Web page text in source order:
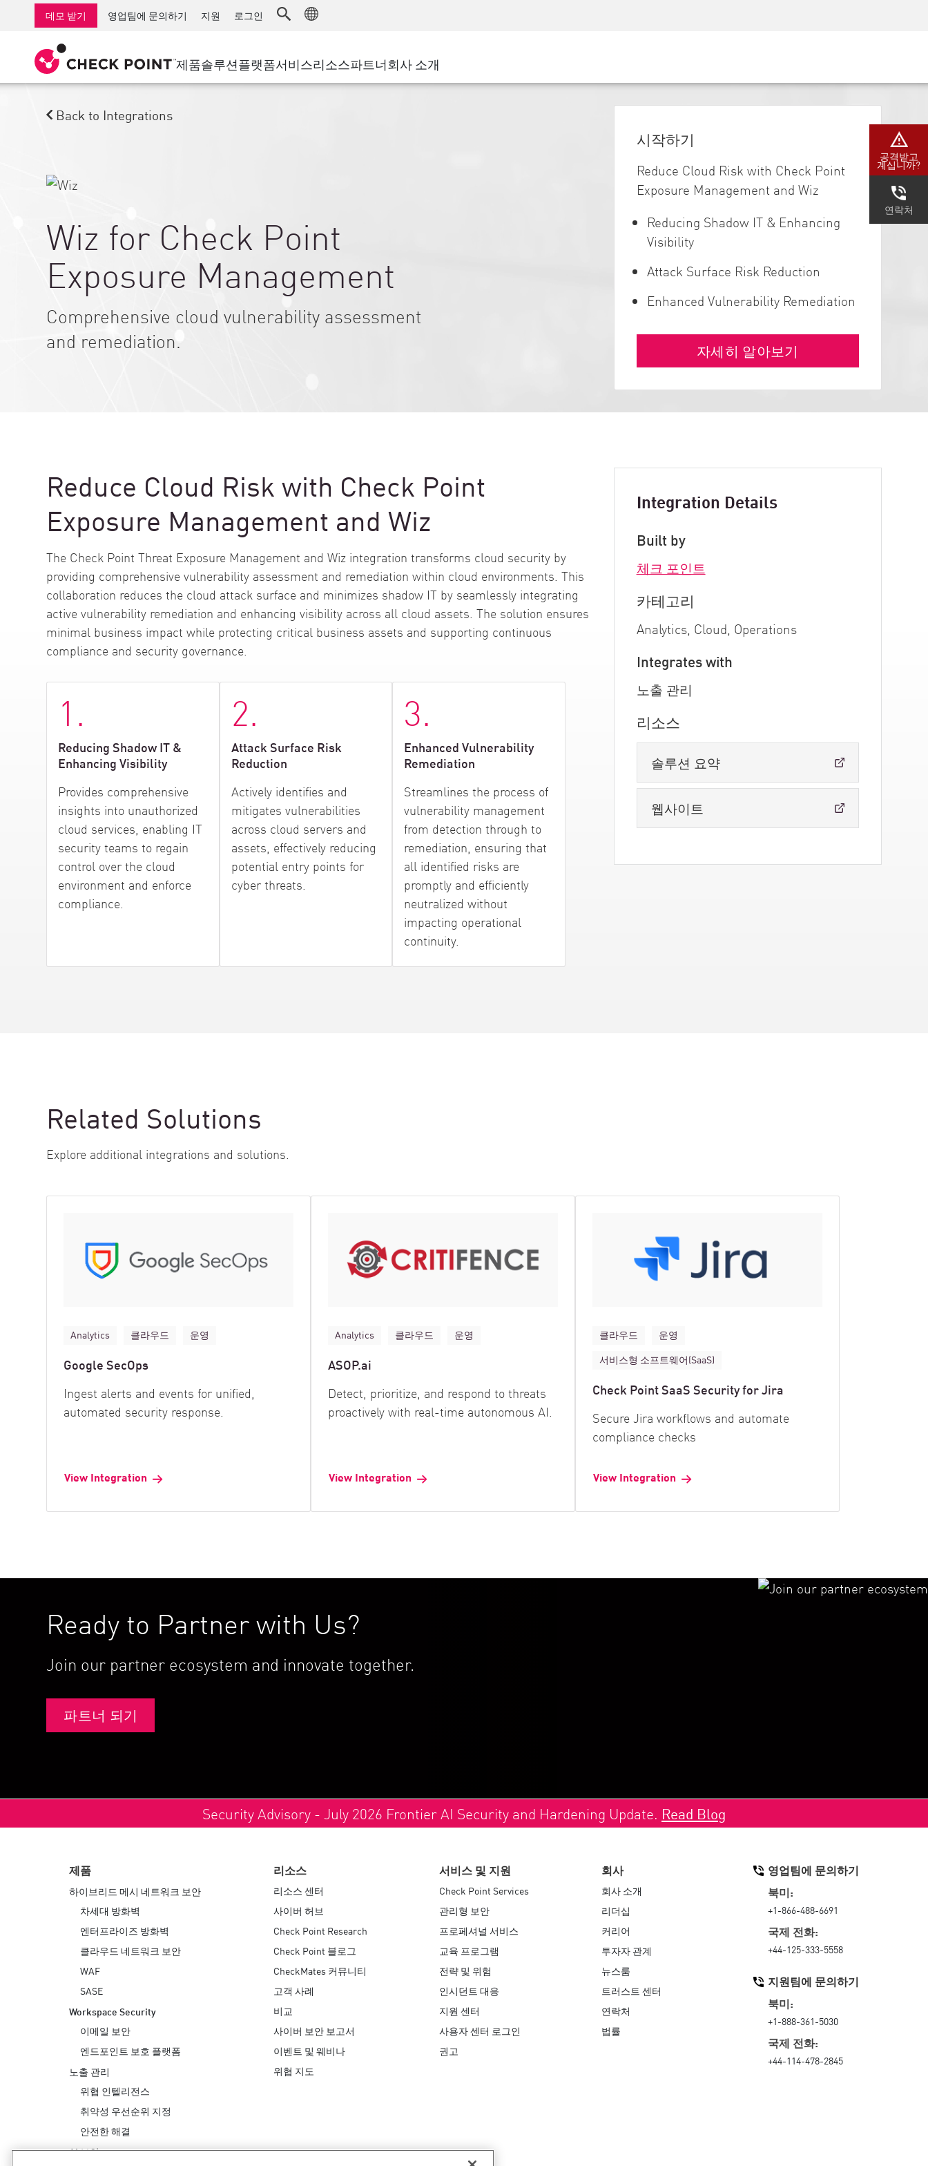
제품
중소기업을 위한 방화벽
산업용 방화벽
SD-WAN
원격 액세스 VPN
보안 관리 어플라이언스
업무 공간
이메일 및 협업
엔드포인트
찾아보기
안전한 해결
ThreatCloud AI
Workforce AI Security
AI Red Teaming
AI Agent Security
솔루션
AI Network Firewall
AI Runtime Protection
안티 랜섬웨어
컴플라이언스
IoT 보안 솔루션
보안 접근 서비스 에지(SASE)
Threat Hunting
통신사/서비스 제공업체
플랫폼서비스
탐지
응답
서비스형 관리 방화벽
지원 센터
지원 계획
PRO 지원
리소스이벤트 및 웨비나
파트너Google Cloud Platform
회사 소개
데모 받기
영업팀에 문의하기 지원 로그인
Back to Integrations
Wiz for Check Point
Exposure Management
Comprehensive cloud vulnerability assessment
and remediation.
시작하기
Reduce Cloud Risk with Check Point
Exposure Management and Wiz
Reducing Shadow IT & Enhancing
Visibility
Attack Surface Risk Reduction
Enhanced Vulnerability Remediation
자세히 알아보기
Reduce Cloud Risk with Check Point
Exposure Management and Wiz
The Check Point Threat Exposure Management and Wiz integration transforms cloud security by
providing comprehensive vulnerability assessment and remediation within cloud environments. This
collaboration reduces the cloud attack surface and minimizes shadow IT by seamlessly integrating
active vulnerability remediation and enhancing visibility across all cloud assets. The solution ensures
minimal business impact while protecting critical business assets and supporting continuous
compliance and security governance.
1.
Reducing Shadow IT &
Enhancing Visibility
Provides comprehensive
insights into unauthorized
cloud services, enabling IT
security teams to regain
control over the cloud
environment and enforce
compliance.
2.
Attack Surface Risk
Reduction
Actively identifies and
mitigates vulnerabilities
across cloud servers and
assets, effectively reducing
potential entry points for
cyber threats.
3.
Enhanced Vulnerability
Remediation
Streamlines the process of
vulnerability management
from detection through to
remediation, ensuring that
all identified risks are
promptly and efficiently
neutralized without
impacting operational
continuity.
Integration Details
Built by
체크 포인트
카테고리
Analytics, Cloud, Operations
Integrates with
노출 관리
리소스
솔루션 요약
웹사이트
Related Solutions
Explore additional integrations and solutions.
Analytics 클라우드 운영
Google SecOps
Ingest alerts and events for unified,
automated security response.
View Integration
Analytics 클라우드 운영
ASOP.ai
Detect, prioritize, and respond to threats
proactively with real-time autonomous AI.
View Integration
클라우드
운영
서비스형 소프트웨어(SaaS)
Check Point SaaS Security for Jira
Secure Jira workflows and automate
compliance checks
View Integration
Ready to Partner with Us?
Join our partner ecosystem and innovate together.
파트너 되기
공격받고
계십니까?
연락처
Security Advisory - July 2026 Frontier AI Security and Hardening Update. Read Blog
제품
하이브리드 메시 네트워크 보안
차세대 방화벽
엔터프라이즈 방화벽
클라우드 네트워크 보안
WAF
SASE
Workspace Security
이메일 보안
엔드포인트 보호 플랫폼
노출 관리
위협 인텔리전스
취약성 우선순위 지정
안전한 해결
AI 보안
리소스
리소스 센터
사이버 허브
Check Point Research
Check Point 블로그
CheckMates 커뮤니티
고객 사례
비교
사이버 보안 보고서
이벤트 및 웨비나
위협 지도
서비스 및 지원
Check Point Services
관리형 보안
프로페셔널 서비스
교육 프로그램
전략 및 위험
인시던트 대응
지원 센터
사용자 센터 로그인
권고
회사
회사 소개
리더십
커리어
투자자 관계
뉴스룸
트러스트 센터
연락처
법률
영업팀에 문의하기
북미:
+1-866-488-6691
국제 전화:
+44-125-333-5558
지원팀에 문의하기
북미:
+1-888-361-5030
국제 전화:
+44-114-478-2845